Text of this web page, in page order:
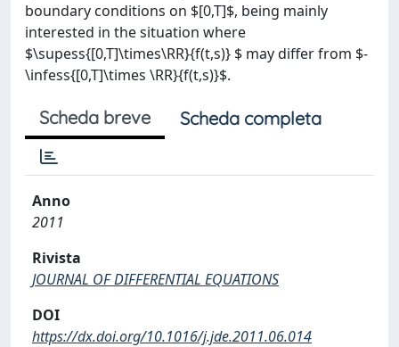
boundary conditions on $[0,T]$, being mainly
interested in the situation where
$\supess{[0,T]\times\RR}{f(t,s)} $ may differ from $-
\infess{[0,T]\times \RR}{f(t,s)}$.
Scheda breve Scheda completa
Anno
2011
Rivista
JOURNAL OF DIFFERENTIAL EQUATIONS
DOI
https://dx.doi.org/10.1016/j.jde.2011.06.014